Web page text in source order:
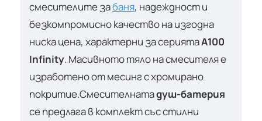
смесителите забаня, надеждност и
безкомпромисно качество на изгодна
ниска цена, характерни за сериятаA100
Infinity. Масивното тяло на смесителя е
изработено от месинг с хромирано
покритие.Смесителнатадуш-батерия
се предлага в комплект със стилни